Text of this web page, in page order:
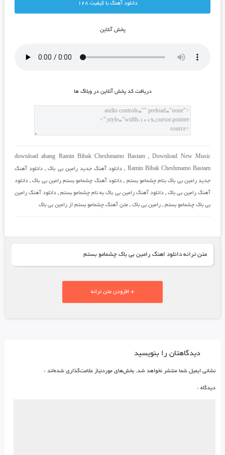
دانلود آهنگ با کيفيت 128
پخش آنلاين
دريافت کد پخش آنلاين در وبلاگ ها
download ahang Ramin Bibak Cheshmamo Bastam,Download New Music
Ramin Bibak Cheshmamo Bastam
, دانلود آهنگ جدید رامین بی باک, دانلود آهنگ
جدید رامین بی باک بنام چشمامو بستم , دانلود آهنگ چشمامو بستم رامین بی باک,دانلود
آهنگ رامین بی باک ,دانلود آهنگ رامین بی باک به نام چشمامو بستم, دانلود آهنگ رامین
بی باک چشمامو بستم, رامین بی باک, متن آهنگ چشمامو بستم از رامین بی باک
متن ترانه دانلود اهنگ رامین بی باک چشمامو بستم
+ افزودن متن ترانه
دیدگاهتان را بنویسید
نشانی ایمیل شما منتشر نخواهد شد. بخش‌های موردنیاز علامت‌گذاری شده‌اند *
دیدگاه *